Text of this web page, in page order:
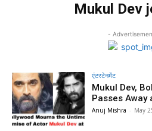
Mukul Dev
-
एंटरटेनमेंट
Mukul Dev,
Passes Away
Anuj Mishra - May